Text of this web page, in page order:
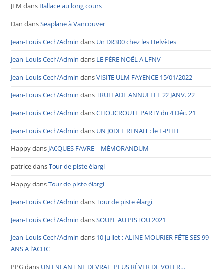
JLM dans Ballade au long cours
Dan dansSeaplane à Vancouver
Jean-Louis Cech/Admin dans Un DR300 chez les Helvètes
Jean-Louis Cech/Admin dans LE PÈRE NOËL A LFNV
Jean-Louis Cech/Admin dansVISITE ULM FAYENCE 15/01/2022
Jean-Louis Cech/Admin dansTRUFFADE ANNUELLE 22 JANV. 22
Jean-Louis Cech/Admin dansCHOUCROUTE PARTY du 4 Déc. 21
Jean-Louis Cech/Admin dans UN JODEL RENAIT : le F-PHFL
Happydans JACQUES FAVRE – MÉMORANDUM
patricedansTour de piste élargi
HappydansTour de piste élargi
Jean-Louis Cech/Admin dansTour de piste élargi
Jean-Louis Cech/Admin dansSOUPE AU PISTOU 2021
Jean-Louis Cech/Admin dans 10 juillet : ALINE MOURIER FÊTE SES 99
ANS A l’ACHC
PPGdans UN ENFANT NE DEVRAIT PLUS RÊVER DE VOLER…